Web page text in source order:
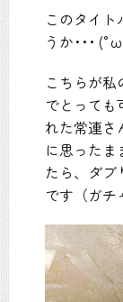
このタイ
うか･･･
こちらが
でとって
れた常連さ
に思った
たら、ダブ
です（ガチ